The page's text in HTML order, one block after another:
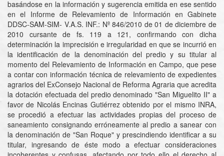
basándose en la información y sugerencia emitida en ese sentido
en el Informe de Relevamiento de Información en Gabinete
DDSC-SAM-SIM- V.A.S. INF.: Nº 846/2010 de 01 de diciembre de
2010 cursante de fs. 119 a 121, confirmando con dicha
determinación la imprecisión e irregularidad en que se incurrió en
la identificación de la denominación del predio y su titular al
momento del Relevamiento de Información en Campo, que pese
a contar con información técnica de relevamiento de expedientes
agrarios del ExConsejo Nacional de Reforma Agraria que acredita
la dotación efectuada del predio denominado "San Miguelito II" a
favor de Nicolás Encinas Gutiérrez obtenido por el mismo INRA,
se procedió a efectuar las actividades propias del proceso de
saneamiento consignando erróneamente al predio a sanear con
la denominación de "San Roque" y prescindiendo identificar a su
titular, ingresando de éste modo a efectuar consideraciones